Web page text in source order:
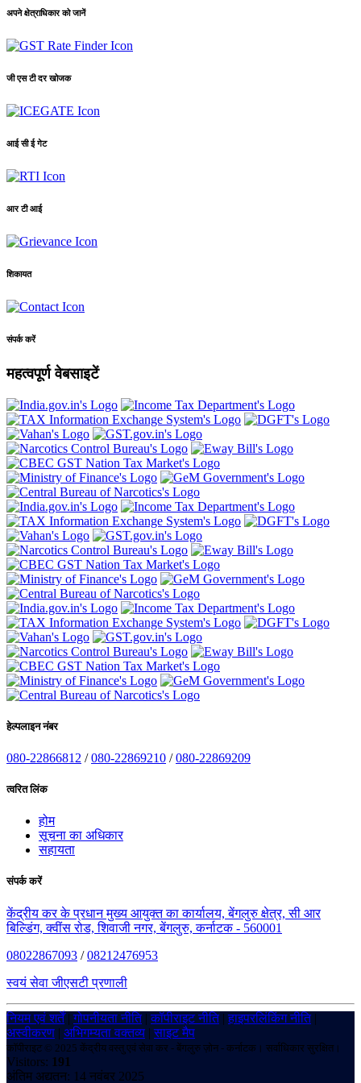
अपने क्षेत्राधिकार को जानें
जी एस टी दर खोजक
आई सी ई गेट
आर टी आई
शिकायत
संपर्क करें
महत्वपूर्ण वेबसाइटें
हेल्पलाइन नंबर
080-22866812 /080-22869210 /080-22869209
त्वरित लिंक
होम
सूचना का अधिकार
सहायता
संपर्क करें
केंद्रीय कर के प्रधान मुख्य आयुक्त का कार्यालय, बेंगलुरु क्षेत्र, सी आर
बिल्डिंग, क्वींस रोड, शिवाजी नगर, बेंगलुरु, कर्नाटक - 560001
08022867093 /08212476953
स्वयं सेवा जीएसटी प्रणाली
नियम एवं शर्तें|गोपनीयता नीति|कॉपीराइट नीति|हाइपरलिंकिंग नीति|
अस्वीकरण | अभिगम्यता वक्तव्य |साइट मैप
कॉपीराइट © 2025 केंद्रीय वस्तु एवं सेवा कर - बेंगलुरु ज़ोन - कर्नाटक। सर्वाधिकार सुरक्षित।
Visitors: 191
अंतिम अद्यतन: 14 नवंबर 2025